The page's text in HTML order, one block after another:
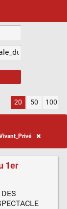
20 50 100
1er